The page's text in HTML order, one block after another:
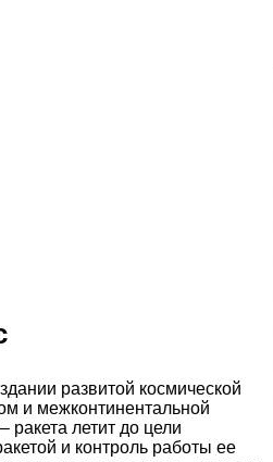
развитой космической
и межконтинентальной
ракета летит до цели
и контроль работы ее